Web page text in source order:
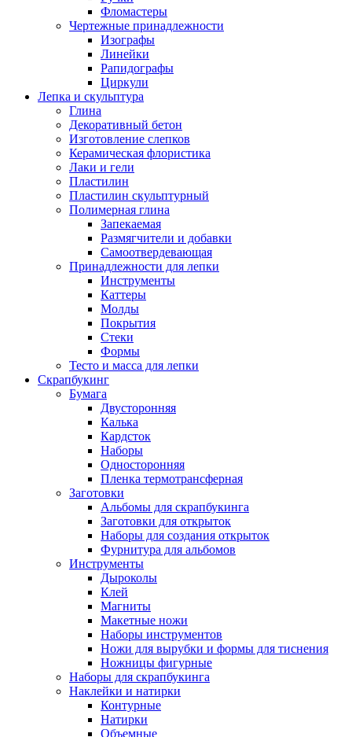
Фломастеры
Чертежные принадлежности
Изографы
Линейки
Рапидографы
Циркули
Лепка и скульптура
Глина
Декоративный бетон
Изготовление слепков
Керамическая флористика
Лаки и гели
Пластилин
Пластилин скульптурный
Полимерная глина
Запекаемая
Размягчители и добавки
Самоотвердевающая
Принадлежности для лепки
Инструменты
Каттеры
Молды
Покрытия
Стеки
Формы
Тесто и масса для лепки
Скрапбукинг
Бумага
Двусторонняя
Калька
Кардсток
Наборы
Односторонняя
Пленка термотрансферная
Заготовки
Альбомы для скрапбукинга
Заготовки для открыток
Наборы для создания открыток
Фурнитура для альбомов
Инструменты
Дыроколы
Клей
Магниты
Макетные ножи
Наборы инструментов
Ножи для вырубки и формы для тиснения
Ножницы фигурные
Наборы для скрапбукинга
Наклейки и натирки
Контурные
Натирки
Объемные